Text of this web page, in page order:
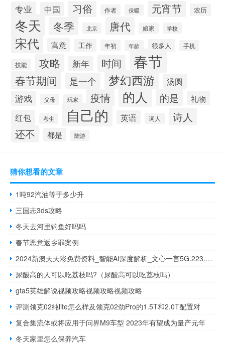
专业 中国 习俗 作者 保暖 元宵节 农历
冬天 冬季 北京 唐代 娘家 学校
宋代 寓意 工作 年初 年龄 很多人 手机
技能 攻略 新年 时间 春节
春节期间 是一个 梦幻西游
汤圆
游戏
父母 玩家 疫情 的人 的是 礼物
红包 考生 自己的 英语 词人
诗人
还不
都是 陆游
猜你想看的文章
1吨92汽油等于多少升
三国志3ds攻略
冬天去河里钓鱼好吗吗
春节恶意返乡罪案例
2024新澳天天彩免费资料_智能AI深度解析_文心一言5G.223.291
尿酸高的人可以吃荔枝吗?（尿酸高可以吃荔枝吗）
gta5英雄解说视频攻略视频攻略视频攻略
评测领克02纯lite怎么样及领克02劲Pro的1.5T和2.0T配置对
复合集流体或将应用于问界M9车型 2023年有望成为量产元年
冬天家里怎么保养汽车